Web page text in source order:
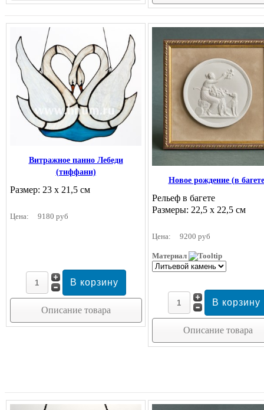
Витражное панно Лебеди
(тиффани)
Размер: 23 х 21,5 см
Цена: 9180 руб
Описание товара
Новое рождение (в
Рельеф в багете
Размеры: 22,5 х 22,5 см
Цена: 9200 руб
Материал
Описание товара